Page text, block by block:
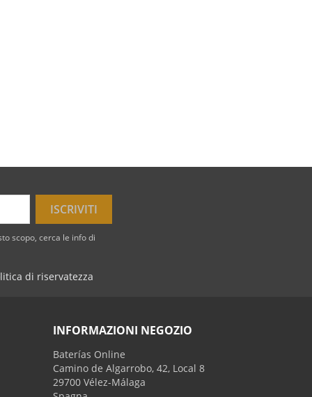
scopo, cerca le info di
di riservatezza
INFORMAZIONI NEGOZIO
Baterías Online
Camino de Algarrobo, 42, Local 8
29700 Vélez-Málaga